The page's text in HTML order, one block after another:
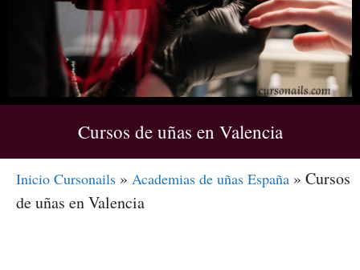
Cursos de uñas en Valencia
Inicio Cursonails » Academias de uñas España » Cursos
de uñas en Valencia